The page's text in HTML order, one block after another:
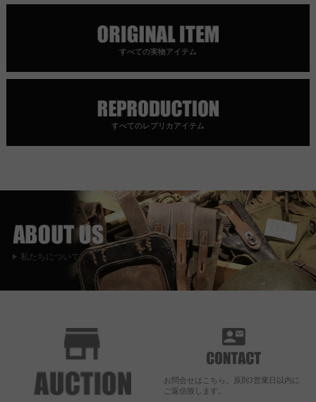
すべての実物アイテム
すべてのレプリカアイテム
私たちについて
お問合せはこちら。原則3営業日以内に
ご返信致します。